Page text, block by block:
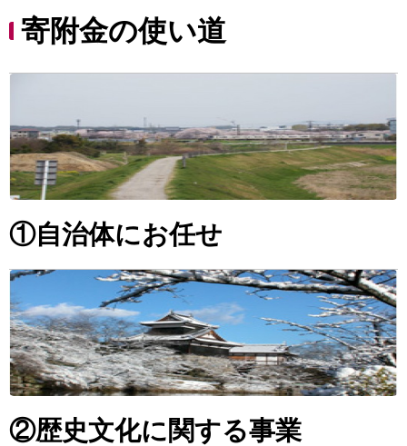
寄附金の使い道
①自治体にお任せ
②歴史文化に関する事業